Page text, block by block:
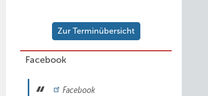
Zur Terminübersicht
Facebook
Facebook